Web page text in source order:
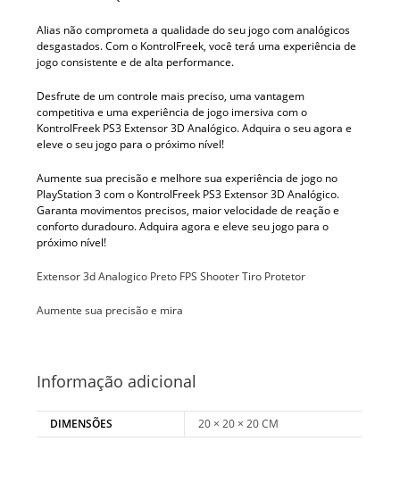
Alias não comprometa a qualidade do seu jogo com analógicos
desgastados. Com o KontrolFreek, você terá uma experiência de
jogo consistente e de alta performance.
Desfrute de um controle mais preciso, uma vantagem
competitiva e uma experiência de jogo imersiva com o
KontrolFreek PS3 Extensor 3D Analógico. Adquira o seu agora e
eleve o seu jogo para o próximo nível!
Aumente sua precisão e melhore sua experiência de jogo no
PlayStation 3 com o KontrolFreek PS3 Extensor 3D Analógico.
Garanta movimentos precisos, maior velocidade de reação e
conforto duradouro. Adquira agora e eleve seu jogo para o
próximo nível!
Extensor 3d Analogico Preto FPS Shooter Tiro Protetor
Aumente sua precisão e mira
Informação adicional
DIMENSÕES 20 × 20 × 20 CM